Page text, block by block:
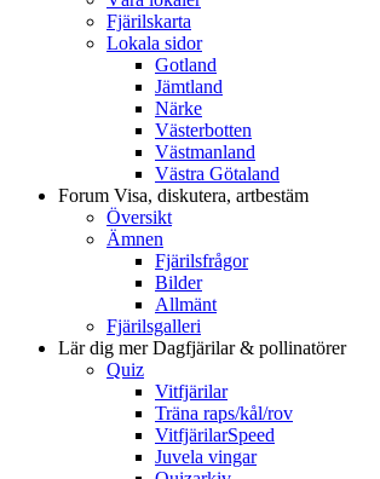
Fjärilskarta
Lokala sidor
Gotland
Jämtland
Närke
Västerbotten
Västmanland
Västra Götaland
Forum Visa, diskutera, artbestäm
Översikt
Ämnen
Fjärilsfrågor
Bilder
Allmänt
Fjärilsgalleri
Lär dig merDagfjärilar & pollinatörer
Quiz
Vitfjärilar
Träna raps/kål/rov
VitfjärilarSpeed
Juvela vingar